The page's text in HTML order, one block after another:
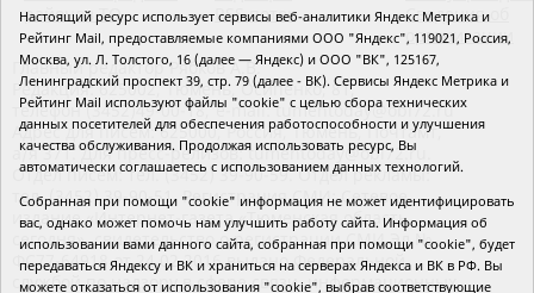
районов ТО
RSS поток
Сведения об
организации
Главный редактор Рябков А.В.
Редакция: 625002, Тюмень, Осипенко, 81,
телефон (3452)49-00-18, e-mail: tumentoday@obl72.ru
Адрес для писем: 625000, Россия, Тюмень, Почтамт,
а/я 371. Для пресс-релизов: tumentoday@obl72.ru.
Отдел писем: тел. (3452) 39-90-59. Отдел рекламы:
тел. (3452) 39-90-51. Регистрация СМИ: Сетевое
издание «Интернет-газета «Тюменская область
сегодня», свидетельство о регистрации СМИ Эл №
ФС77-64918 от 24.02.2016 выдано Федеральной
службой по надзору в сфере связи, информационных
Настоящий ресурс использует сервисы веб-аналитики Яндекс Метрика и
Рейтинг Mail, предоставляемые компаниями ООО "Яндекс", 119021, Россия,
Москва, ул. Л. Толстого, 16 (далее — Яндекс) и ООО "ВК", 125167,
Ленинградский проспект 39, стр. 79 (далее - ВК). Сервисы Яндекс Метрика и
Рейтинг Mail используют файлы "cookie" с целью сбора технических
данных посетителей для обеспечения работоспособности и улучшения
качества обслуживания. Продолжая использовать ресурс, Вы
автоматически соглашаетесь с использованием данных технологий.
Собранная при помощи "cookie" информация не может идентифицировать
вас, однако может помочь нам улучшить работу сайта. Информация об
использовании вами данного сайта, собранная при помощи "cookie", будет
передаваться Яндексу и ВК и храниться на серверах Яндекса и ВК в РФ. Вы
можете отказаться от использования "cookie", выбрав соответствующие